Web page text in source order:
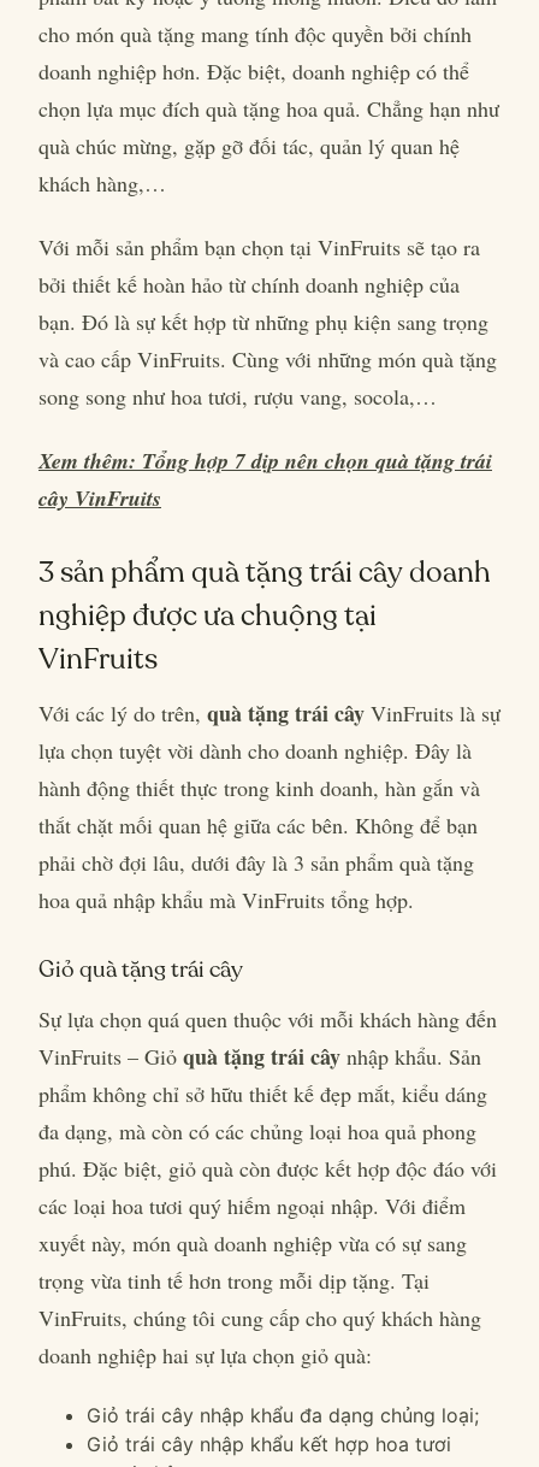
cho món quà tặng mang tính độc quyền bởi chính
doanh nghiệp hơn. Đặc biệt, doanh nghiệp có thể
chọn lựa mục đích quà tặng hoa quả. Chẳng hạn như
quà chúc mừng, gặp gỡ đối tác, quản lý quan hệ
khách hàng,…
Với mỗi sản phẩm bạn chọn tại VinFruits sẽ tạo ra
bởi thiết kế hoàn hảo từ chính doanh nghiệp của
bạn. Đó là sự kết hợp từ những phụ kiện sang trọng
và cao cấp VinFruits. Cùng với những món quà tặng
song song như hoa tươi, rượu vang, socola,…
Xem thêm: Tổng hợp 7 dịp nên chọn quà tặng trái
cây VinFruits
3 sản phẩm quà tặng trái cây doanh
nghiệp được ưa chuộng tại
VinFruits
Với các lý do trên, quà tặng trái cây VinFruits là sự
lựa chọn tuyệt vời dành cho doanh nghiệp. Đây là
hành động thiết thực trong kinh doanh, hàn gắn và
thắt chặt mối quan hệ giữa các bên. Không để bạn
phải chờ đợi lâu, dưới đây là 3 sản phẩm quà tặng
hoa quả nhập khẩu mà VinFruits tổng hợp.
Giỏ quà tặng trái cây
Sự lựa chọn quá quen thuộc với mỗi khách hàng đến
VinFruits – Giỏ quà tặng trái cây nhập khẩu. Sản
phẩm không chỉ sở hữu thiết kế đẹp mắt, kiểu dáng
đa dạng, mà còn có các chủng loại hoa quả phong
phú. Đặc biệt, giỏ quà còn được kết hợp độc đáo với
các loại hoa tươi quý hiếm ngoại nhập. Với điểm
xuyết này, món quà doanh nghiệp vừa có sự sang
trọng vừa tinh tế hơn trong mỗi dịp tặng. Tại
VinFruits, chúng tôi cung cấp cho quý khách hàng
doanh nghiệp hai sự lựa chọn giỏ quà:
Giỏ trái cây nhập khẩu đa dạng chủng loại;
Giỏ trái cây nhập khẩu kết hợp hoa tươi